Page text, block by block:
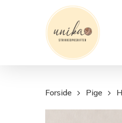
Forside Pige